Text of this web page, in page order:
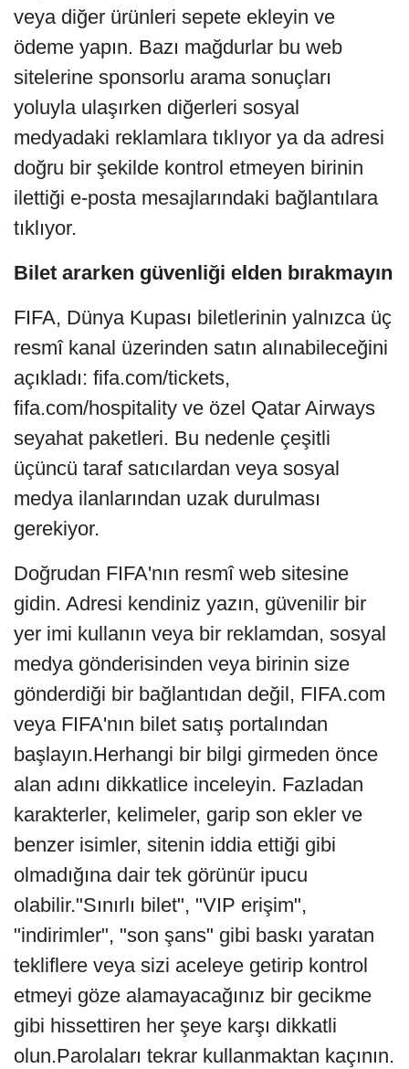
veya diğer ürünleri sepete ekleyin ve
ödeme yapın. Bazı mağdurlar bu web
sitelerine sponsorlu arama sonuçları
yoluyla ulaşırken diğerleri sosyal
medyadaki reklamlara tıklıyor ya da adresi
doğru bir şekilde kontrol etmeyen birinin
ilettiği e-posta mesajlarındaki bağlantılara
tıklıyor.
Bilet ararken güvenliği elden bırakmayın
FIFA, Dünya Kupası biletlerinin yalnızca üç
resmî kanal üzerinden satın alınabileceğini
açıkladı: fifa.com/tickets,
fifa.com/hospitality ve özel Qatar Airways
seyahat paketleri. Bu nedenle çeşitli
üçüncü taraf satıcılardan veya sosyal
medya ilanlarından uzak durulması
gerekiyor.
Doğrudan FIFA'nın resmî web sitesine
gidin. Adresi kendiniz yazın, güvenilir bir
yer imi kullanın veya bir reklamdan, sosyal
medya gönderisinden veya birinin size
gönderdiği bir bağlantıdan değil, FIFA.com
veya FIFA'nın bilet satış portalından
başlayın.Herhangi bir bilgi girmeden önce
alan adını dikkatlice inceleyin. Fazladan
karakterler, kelimeler, garip son ekler ve
benzer isimler, sitenin iddia ettiği gibi
olmadığına dair tek görünür ipucu
olabilir."Sınırlı bilet", "VIP erişim",
"indirimler", "son şans" gibi baskı yaratan
tekliflere veya sizi aceleye getirip kontrol
etmeyi göze alamayacağınız bir gecikme
gibi hissettiren her şeye karşı dikkatli
olun.Parolaları tekrar kullanmaktan kaçının.